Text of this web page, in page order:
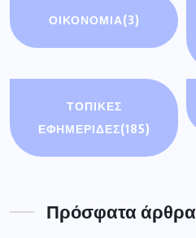
ΟΙΚΟΝΟΜΊΑ(3)
ΤΟΠΙΚΕΣ
ΕΦΗΜΕΡΙΔΕΣ(185)
Πρόσφατα άρθρα